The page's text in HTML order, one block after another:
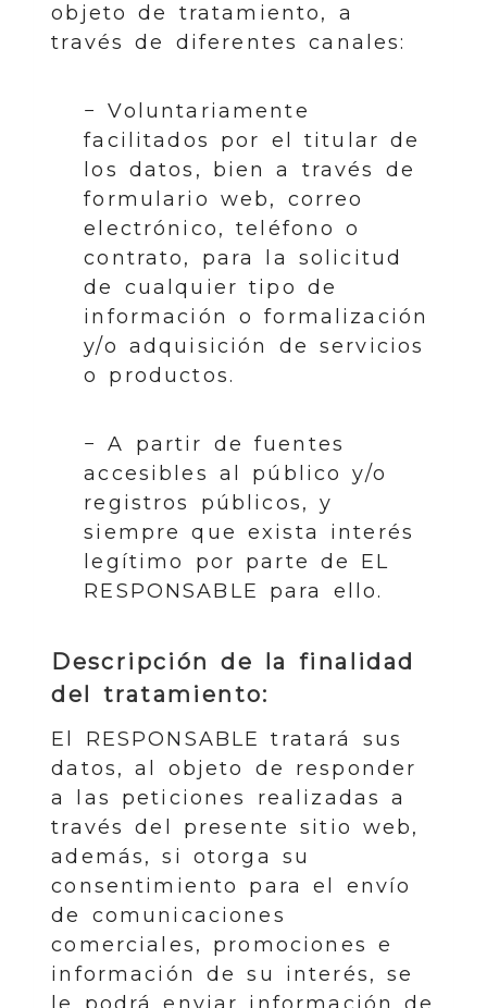
objeto de tratamiento, a
través de diferentes canales:
− Voluntariamente
facilitados por el titular de
los datos, bien a través de
formulario web, correo
electrónico, teléfono o
contrato, para la solicitud
de cualquier tipo de
información o formalización
y/o adquisición de servicios
o productos.
− A partir de fuentes
accesibles al público y/o
registros públicos, y
siempre que exista interés
legítimo por parte de EL
RESPONSABLE para ello.
Descripción de la finalidad
del tratamiento:
El RESPONSABLE tratará sus
datos, al objeto de responder
a las peticiones realizadas a
través del presente sitio web,
además, si otorga su
consentimiento para el envío
de comunicaciones
comerciales, promociones e
información de su interés, se
le podrá enviar información de